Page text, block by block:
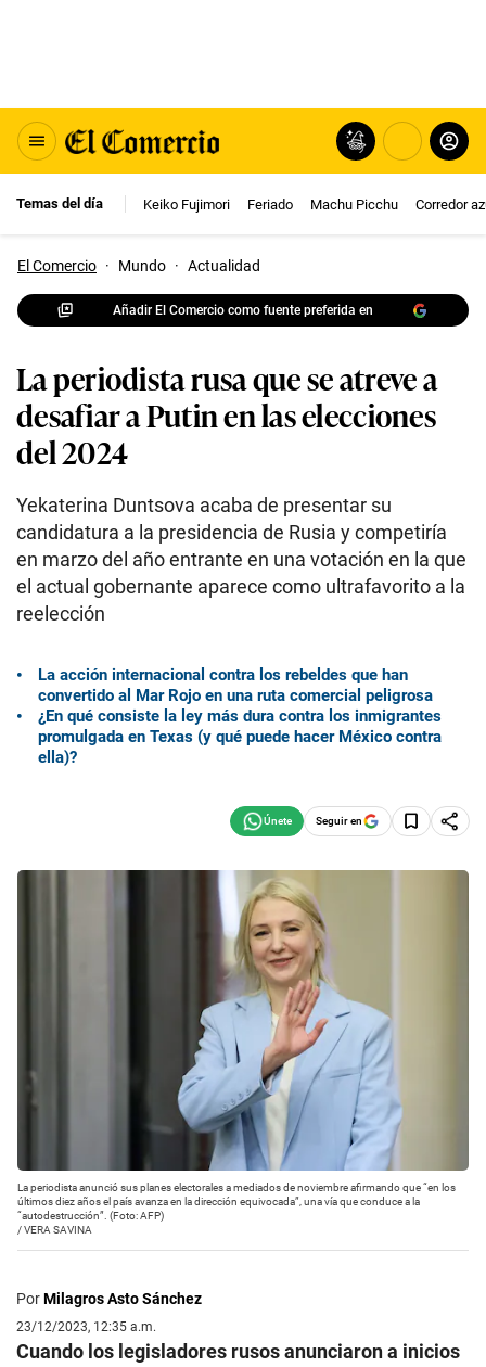
Temas del día Keiko Fujimori Feriado Machu Picchu Corredor
El Comercio · Mundo · Actualidad
Añadir El Comercio como fuente preferida en
La periodista rusa que se atreve a
desafiar a Putin en las elecciones
del 2024
Yekaterina Duntsova acaba de presentar su
candidatura a la presidencia de Rusia y competiría
en marzo del año entrante en una votación en la que
el actual gobernante aparece como ultrafavorito a la
reelección
La acción internacional contra los rebeldes que han
convertido al Mar Rojo en una ruta comercial peligrosa
¿En qué consiste la ley más dura contra los inmigrantes
promulgada en Texas (y qué puede hacer México contra
ella)?
Seguir en
La periodista anunció sus planes electorales a mediados de noviembre afirmando que “en los
últimos diez años el país avanza en la dirección equivocada”, una vía que conduce a la
“autodestrucción”. (Foto: AFP)
/VERA SAVINA
PorMilagros Asto Sánchez
23/12/2023, 12:35 a.m.
Cuando los legisladores rusos anunciaron a inicios